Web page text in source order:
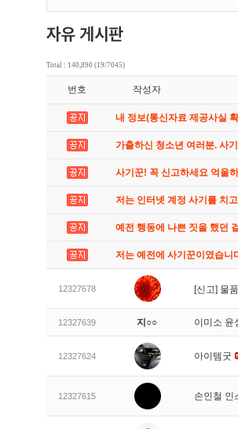
Total : 140,890 (19/7045)
번호 작성자
내 정보(통신자료 제공사실
가출하신 청소년 여러분. 사
사기꾼! 꼭 신고하세요 억울
저는 인터넷 계정 사기를 치
예전 행동에 나쁜 짓을 했던
저는 예전에 사기꾼이였습니
12327678 [신고] 물
12327639 지○○ 이미소 윤
12327624 아이템굿
12327615 손인철 인